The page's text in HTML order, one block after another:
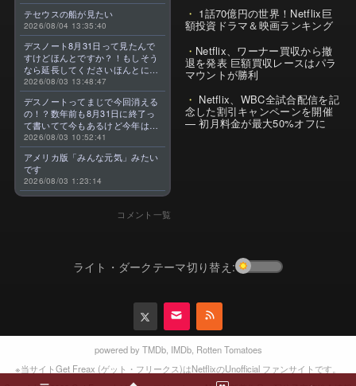
テセウスの船が見たい
2026/08/04 13:35:40
デスノート8月31日って見たんで
すけどほんとですか？！もしそう
なら延長してくださいほんとに大
好きなんです😭
2026/08/03 13:48:47
デスノートってまじで今回消える
の！？数年前も8月31日に終了っ
て書いてて今もあるけど今年はま
じのやつ！？よくわからん！！で
きればなくならないでほしい！平
成アニメを振り返らせてくれっ
っ！！！！！！！
2026/08/03 10:52:41
アメリカ版「みんな元気」みたい
です
2026/08/03 1:23:14
コメント一覧
1話70億円の世界！Netflix巨
額投資ドラマ＆映画ランキング
Netflix、ワーナー買収から撤
退を発表 巨額買収レースはパラ
マウントが勝利
Netflix、WBC全試合配信を記
念した割引キャンペーンを開催
— 初月料金が最大50%オフに
ライト・ダークテーマ切り替え:
powered by TMDb, IMDb, Rotten Tomatoes
※当サイトGet Freax (ゲット・フリークス)はNetflixのUnofficial ファンサイトです。